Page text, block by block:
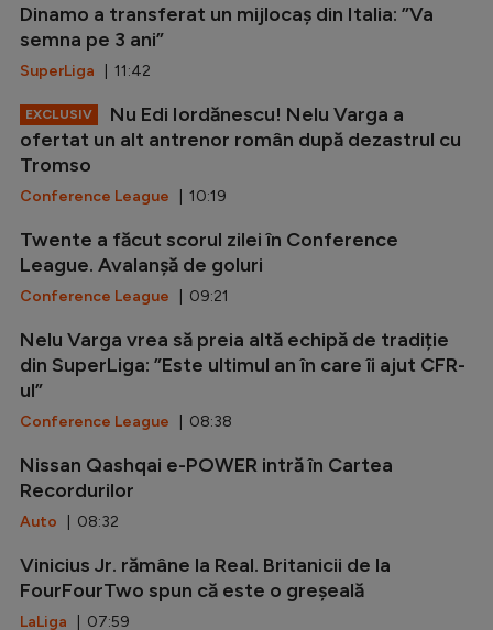
Dinamo a transferat un mijlocaș din Italia: ”Va
semna pe 3 ani”
SuperLiga | 11:42
EXCLUSIV
Nu Edi Iordănescu! Nelu Varga a
ofertat un alt antrenor român după dezastrul cu
Tromso
Conference League | 10:19
Twente a făcut scorul zilei în Conference
League. Avalanșă de goluri
Conference League | 09:21
Nelu Varga vrea să preia altă echipă de tradiție
din SuperLiga: ”Este ultimul an în care îi ajut CFR-
ul”
Conference League | 08:38
Nissan Qashqai e-POWER intră în Cartea
Recordurilor
Auto | 08:32
Vinicius Jr. rămâne la Real. Britanicii de la
FourFourTwo spun că este o greșeală
LaLiga | 07:59